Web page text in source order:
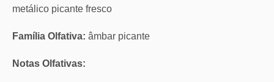
metálico picante fresco
Família Olfativa: âmbar picante
Notas Olfativas: